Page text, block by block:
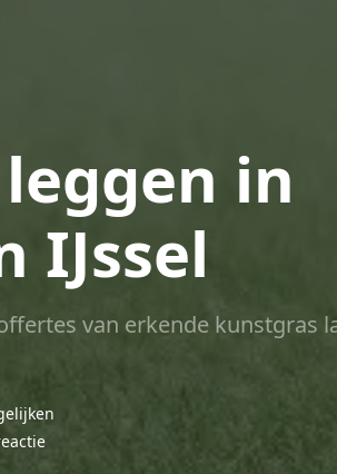
in
IJssel
van erkende kunstgras